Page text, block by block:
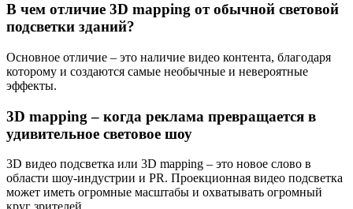
В чем отличие 3D mapping от обычной световой
подсветки зданий?
Основное отличие – это наличие видео контента, благодаря
которому и создаются самые необычные и невероятные
эффекты.
3D mapping – когда реклама превращается в
удивительное световое шоу
3D видео подсветка или 3D mapping – это новое слово в
области шоу-индустрии и PR. Проекционная видео подсветка
может иметь огромные масштабы и охватывать огромный